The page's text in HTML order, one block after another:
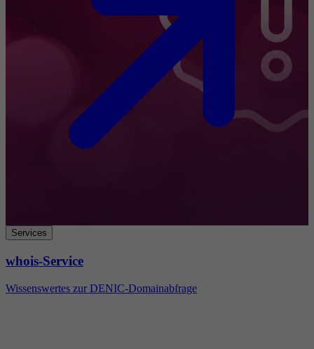
Services
whois-Service
Wissenswertes zur DENIC-Domainabfrage